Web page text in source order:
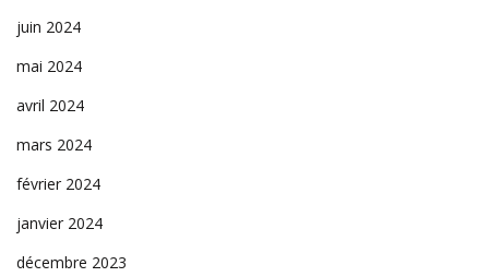
juin 2024
mai 2024
avril 2024
mars 2024
février 2024
janvier 2024
décembre 2023